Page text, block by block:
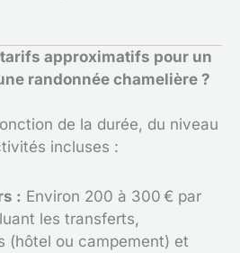
approximatifs pour un
randonnée chamelière ?
de la durée, du niveau
incluses :
: Environ 200 à 300 € par
les transferts,
(hôtel ou campement) et